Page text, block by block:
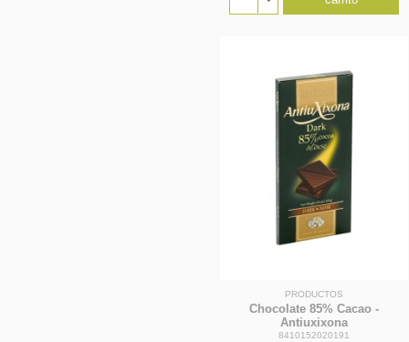
PRODUCTOS
Chocolate 85% Cacao -
Antiuxixona
8410152020191